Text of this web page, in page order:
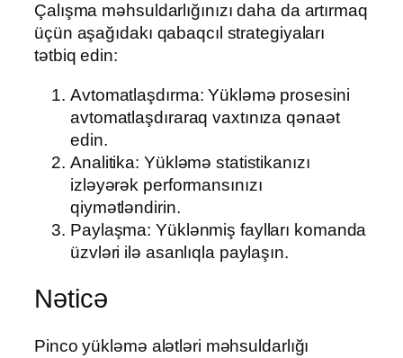
Çalışma məhsuldarlığınızı daha da artırmaq
üçün aşağıdakı qabaqcıl strategiyaları
tətbiq edin:
Avtomatlaşdırma: Yükləmə prosesini
avtomatlaşdıraraq vaxtınıza qənaət
edin.
Analitika: Yükləmə statistikanızı
izləyərək performansınızı
qiymətləndirin.
Paylaşma: Yüklənmiş faylları komanda
üzvləri ilə asanlıqla paylaşın.
Nəticə
Pinco yükləmə alətləri məhsuldarlığı